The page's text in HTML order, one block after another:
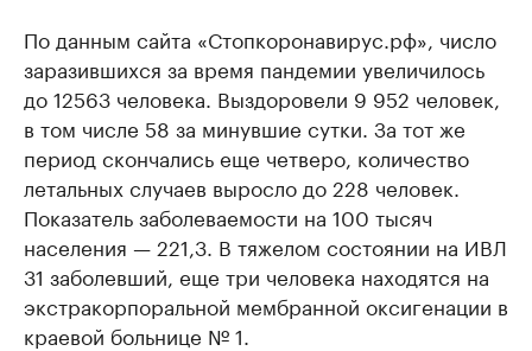
По данным сайта «Стопкоронавирус.рф», число
заразившихся за время пандемии увеличилось
до 12563 человека. Выздоровели 9 952 человек,
в том числе 58 за минувшие сутки. За тот же
период скончались еще четверо, количество
летальных случаев выросло до 228 человек.
Показатель заболеваемости на 100 тысяч
населения — 221,3. В тяжелом состоянии на ИВЛ
31 заболевший, еще три человека находятся на
экстракорпоральной мембранной оксигенации в
краевой больнице № 1.